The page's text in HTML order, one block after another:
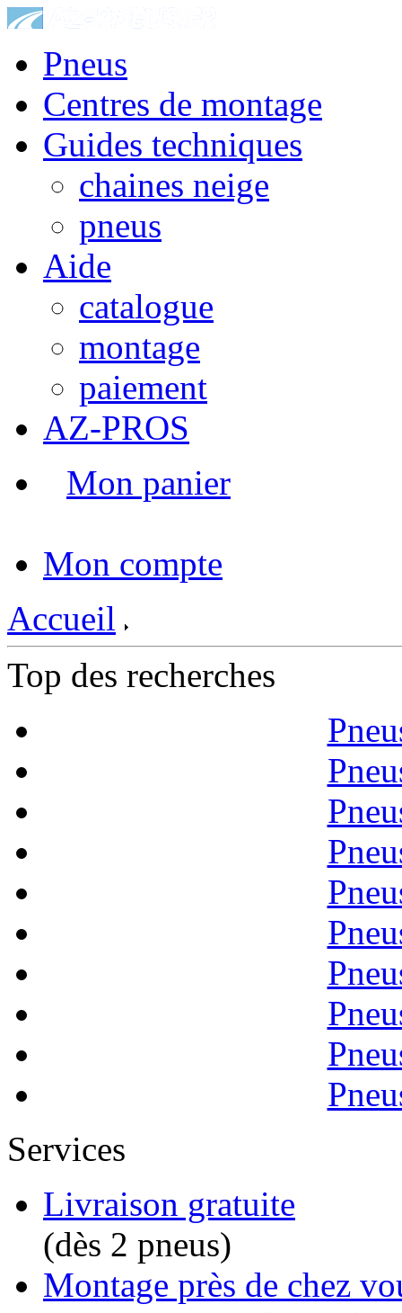
Pneus
Centres de montage
Guides techniques
chaines neige
pneus
Aide
catalogue
montage
paiement
AZ-PROS
Mon panier
Mon compte
Accueil
Top des recherches
Services
Livraison gratuite
(dès 2 pneus)
Montage près de chez